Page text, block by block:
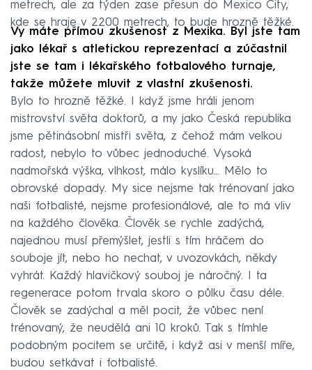
metrech, ale za týden zase přesun do Mexico City,
kde se hraje v 2200 metrech, to bude hrozně těžké.
Vy máte přímou zkušenost z Mexika. Byl jste tam
jako lékař s atletickou reprezentací a zúčastnil
jste se tam i lékařského fotbalového turnaje,
takže můžete mluvit z vlastní zkušenosti.
Bylo to hrozně těžké. I když jsme hráli jenom
mistrovství světa doktorů, a my jako Česká republika
jsme pětinásobní mistři světa, z čehož mám velkou
radost, nebylo to vůbec jednoduché. Vysoká
nadmořská výška, vlhkost, málo kyslíku… Mělo to
obrovské dopady. My sice nejsme tak trénovaní jako
naši fotbalisté, nejsme profesionálové, ale to má vliv
na každého člověka. Člověk se rychle zadýchá,
najednou musí přemýšlet, jestli s tím hráčem do
souboje jít, nebo ho nechat, v uvozovkách, někdy
vyhrát. Každý hlavičkový souboj je náročný. I ta
regenerace potom trvala skoro o půlku času déle.
Člověk se zadýchal a měl pocit, že vůbec není
trénovaný, že neudělá ani 10 kroků. Tak s tímhle
podobným pocitem se určitě, i když asi v menší míře,
budou setkávat i fotbalisté.